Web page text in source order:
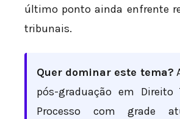
último ponto ainda enfrente
tribunais.
Quer dominar este tema?
pós-graduação em Direito
Processo com grade